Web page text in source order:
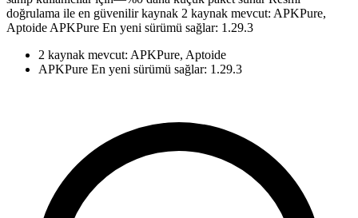
doğrulama ile en güvenilir kaynak 2 kaynak mevcut: APKPure,
Aptoide APKPure En yeni sürümü sağlar: 1.29.3
2 kaynak mevcut: APKPure, Aptoide
APKPure En yeni sürümü sağlar: 1.29.3